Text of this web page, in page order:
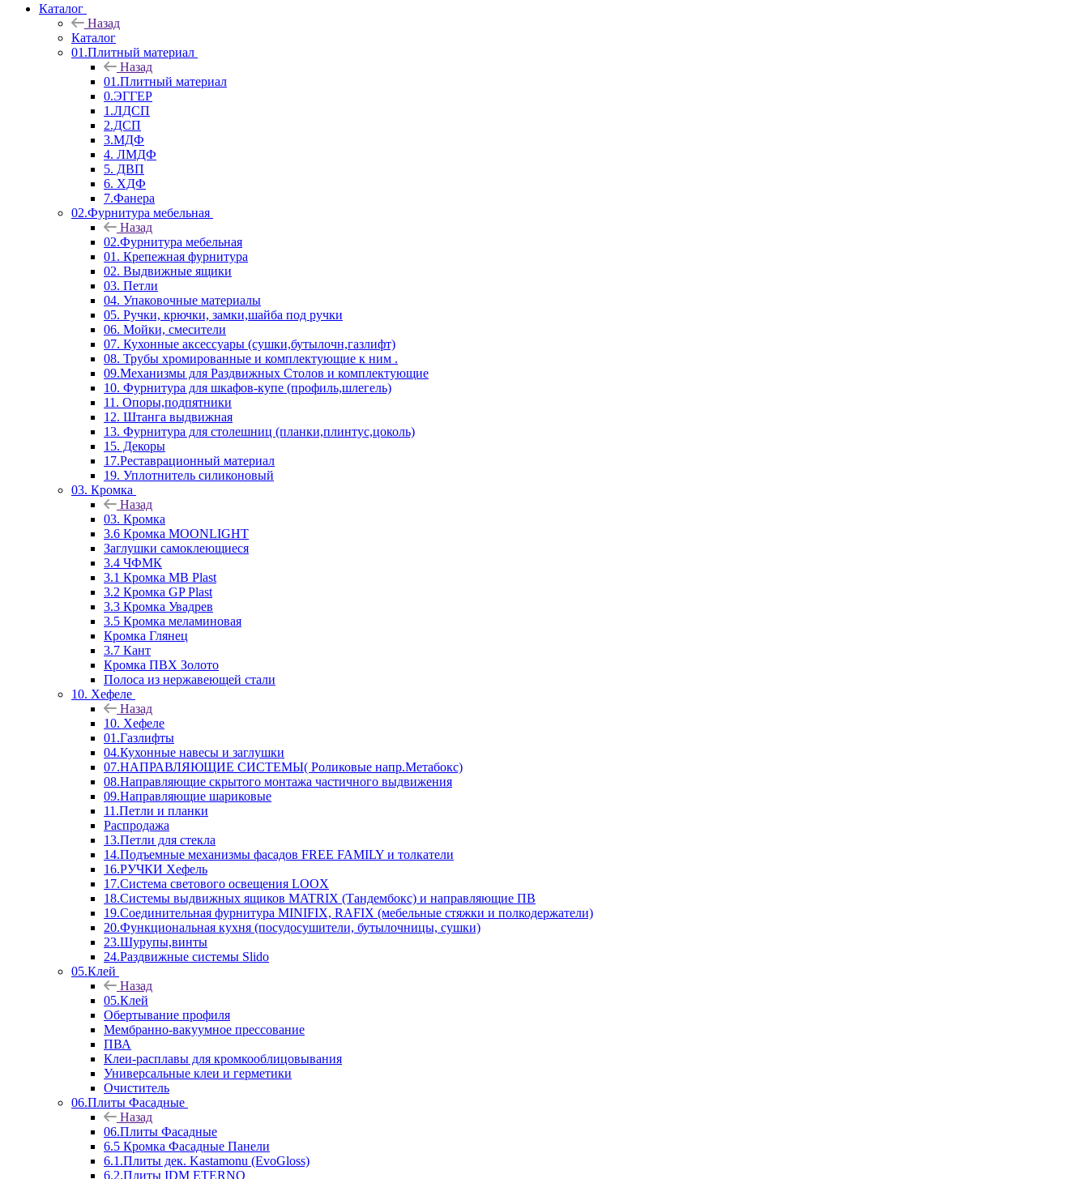
Каталог
Назад
Каталог
01.Плитный материал
Назад
01.Плитный материал
0.ЭГГЕР
1.ЛДСП
2.ДСП
3.МДФ
4. ЛМДФ
5. ДВП
6. ХДФ
7.Фанера
02.Фурнитура мебельная
Назад
02.Фурнитура мебельная
01. Крепежная фурнитура
02. Выдвижные ящики
03. Петли
04. Упаковочные материалы
05. Ручки, крючки, замки,шайба под ручки
06. Мойки, смесители
07. Кухонные аксессуары (сушки,бутылочн,газлифт)
08. Трубы хромированные и комплектующие к ним .
09.Механизмы для Раздвижных Столов и комплектующие
10. Фурнитура для шкафов-купе (профиль,шлегель)
11. Опоры,подпятники
12. Штанга выдвижная
13. Фурнитура для столешниц (планки,плинтус,цоколь)
15. Декоры
17.Реставрационный материал
19. Уплотнитель силиконовый
03. Кромка
Назад
03. Кромка
3.6 Кромка MOONLIGHT
Заглушки самоклеющиеся
3.4 ЧФМК
3.1 Кромка MB Plast
3.2 Кромка GP Plast
3.3 Кромка Увадрев
3.5 Кромка меламиновая
Кромка Глянец
3.7 Кант
Кромка ПВХ Золото
Полоса из нержавеющей стали
10. Хефеле
Назад
10. Хефеле
01.Газлифты
04.Кухонные навесы и заглушки
07.НАПРАВЛЯЮЩИЕ СИСТЕМЫ( Роликовые напр.Метабокс)
08.Направляющие скрытого монтажа частичного выдвижения
09.Направляющие шариковые
11.Петли и планки
Распродажа
13.Петли для стекла
14.Подъемные механизмы фасадов FREE FAMILY и толкатели
16.РУЧКИ Хефель
17.Система светового освещения LOOX
18.Системы выдвижных ящиков MATRIX (Тандембокс) и направляющие ПВ
19.Соединительная фурнитура MINIFIX, RAFIX (мебельные стяжки и полкодержатели)
20.Функциональная кухня (посудосушители, бутылочницы, сушки)
23.Шурупы,винты
24.Раздвижные системы Slido
05.Клей
Назад
05.Клей
Обертывание профиля
Мембранно-вакуумное прессование
ПВА
Клеи-расплавы для кромкооблицовывания
Универсальные клеи и герметики
Очиститель
06.Плиты Фасадные
Назад
06.Плиты Фасадные
6.5 Кромка Фасадные Панели
6.1.Плиты дек. Kastamonu (EvoGloss)
6.2.Плиты IDM ETERNO